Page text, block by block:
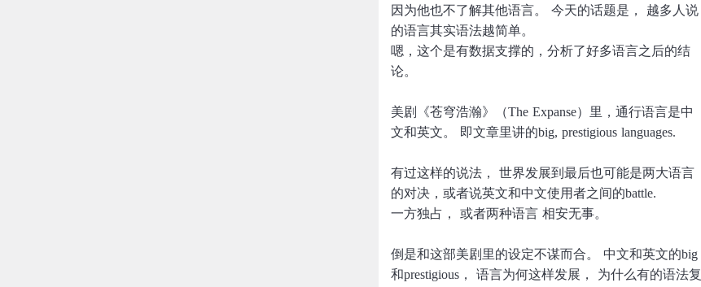
因为他也不了解其他语言。 今天的话题是， 越多人说
的语言其实语法越简单。
嗯，这个是有数据支撑的，分析了好多语言之后的结
论。
美剧《苍穹浩瀚》（The Expanse）里，通行语言是中
文和英文。 即文章里讲的big, prestigious languages.
有过这样的说法， 世界发展到最后也可能是两大语言
的对决，或者说英文和中文使用者之间的battle.
一方独占， 或者两种语言 相安无事。
倒是和这部美剧里的设定不谋而合。 中文和英文的big
和prestigious， 语言为何这样发展， 为什么有的语法复